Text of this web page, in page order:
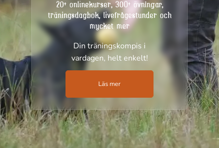
20+ onlinekurser, 300+ övningar,
träningsdagbok, livefrågestunder och
mycket mer
Din träningskompis i
vardagen, helt enkelt!
Läs mer